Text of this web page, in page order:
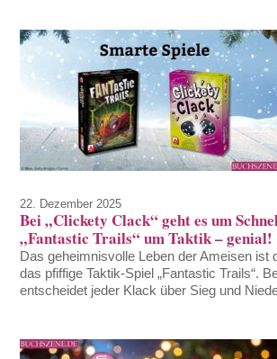
22. Dezember 2025
Bei „Clickety Clack“ geht es um
„Fantastic Trails“ um Taktik – genial!
Das geheimnisvolle Leben der Ameisen ist
das pfiffige Taktik-Spiel „Fantastic Trails“.
entscheidet jeder Klack über Sieg und